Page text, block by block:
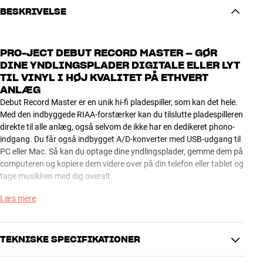
BESKRIVELSE
PRO-JECT DEBUT RECORD MASTER – GØR
DINE YNDLINGSPLADER DIGITALE ELLER LYT
TIL VINYL I HØJ KVALITET PÅ ETHVERT
ANLÆG
Debut Record Master er en unik hi-fi pladespiller, som kan det hele.
Med den indbyggede RIAA-forstærker kan du tilslutte pladespilleren
direkte til alle anlæg, også selvom de ikke har en dedikeret phono-
indgang. Du får også indbygget A/D-konverter med USB-udgang til
PC eller Mac. Så kan du optage dine yndlingsplader, gemme dem på
computeren og kopiere dem videre over på din telefon eller tablet og
tage musikken med dig overalt.
I modsætning til mange tilsvarende produkter er Debut Record
dine yndlingsplader i høj kvalitet. Her skal du ikke gå på kompromis
med lyden, bare fordi du gerne vil have nemmere adgang til din
Læs mere
TEKNISKE SPECIFIKATIONER